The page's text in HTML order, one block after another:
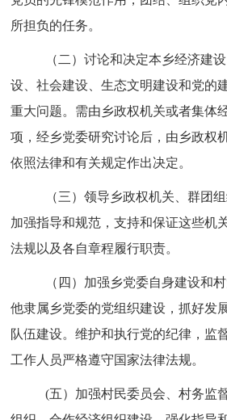
所担负的任务。
（二）讨论和决定本乡经济建
设、社会建设、生态文明建设和党的
重大问题。需由乡政权机关或者集体
项，经乡党委研究讨论后，由乡政权
依照法律和有关规定作出决定。
（三）领导乡政权机关、群团
加强指导和规范，支持和保证这些机
法规以及各自章程履行职责。
（四）加强乡党委自身建设和
他隶属乡党委的党组织建设，抓好发
队伍建设。维护和执行党的纪律，监
工作人员严格遵守国家法律法规。
(五）加强村民委员会、村务监